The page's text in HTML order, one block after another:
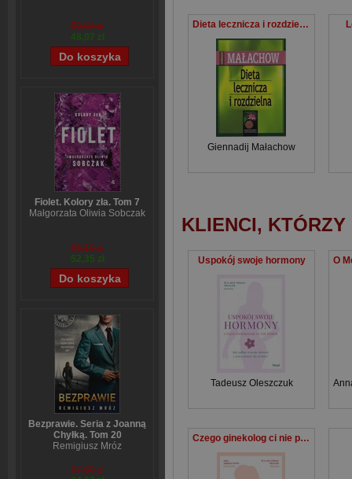
59,84 zł
48,07 zł
Fiolet. Kolory zła. Tom 7
Małgorzata Oliwia Sobczak
65,19 zł
52,35 zł
Bezprawie. Seria z Joanną
Chyłką. Tom 20
Remigiusz Mróz
57,60 zł
Dieta lecznicza i rozdzielna
Giennadij Małachow
KLIENCI,
Uspokój swoje hormony
Tadeusz Oleszczuk
Czego ginekolog ci nie powie